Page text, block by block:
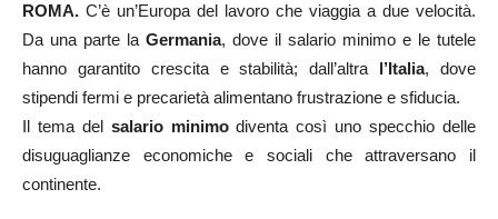
ROMA. C’è un’Europa del lavoro che viaggia a due velocità.
Da una parte la Germania, dove il salario minimo e le tutele
hanno garantito crescita e stabilità; dall’altra l’Italia, dove
stipendi fermi e precarietà alimentano frustrazione e sfiducia.
Il tema del salario minimodiventa così uno specchio delle
disuguaglianze economiche e sociali che attraversano il
continente.